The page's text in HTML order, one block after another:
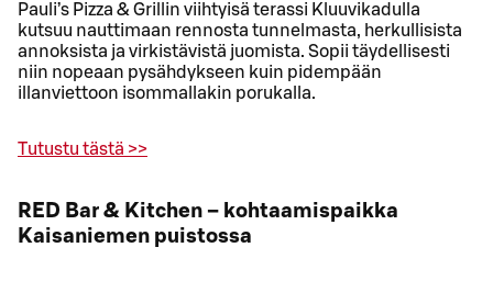
Pauli’s Pizza & Grillin viihtyisä terassi Kluuvikadulla
kutsuu nauttimaan rennosta tunnelmasta, herkullisista
annoksista ja virkistävistä juomista. Sopii täydellisesti
niin nopeaan pysähdykseen kuin pidempään
illanviettoon isommallakin porukalla.
Tutustu tästä >>
RED Bar & Kitchen – kohtaamispaikka
Kaisaniemen puistossa